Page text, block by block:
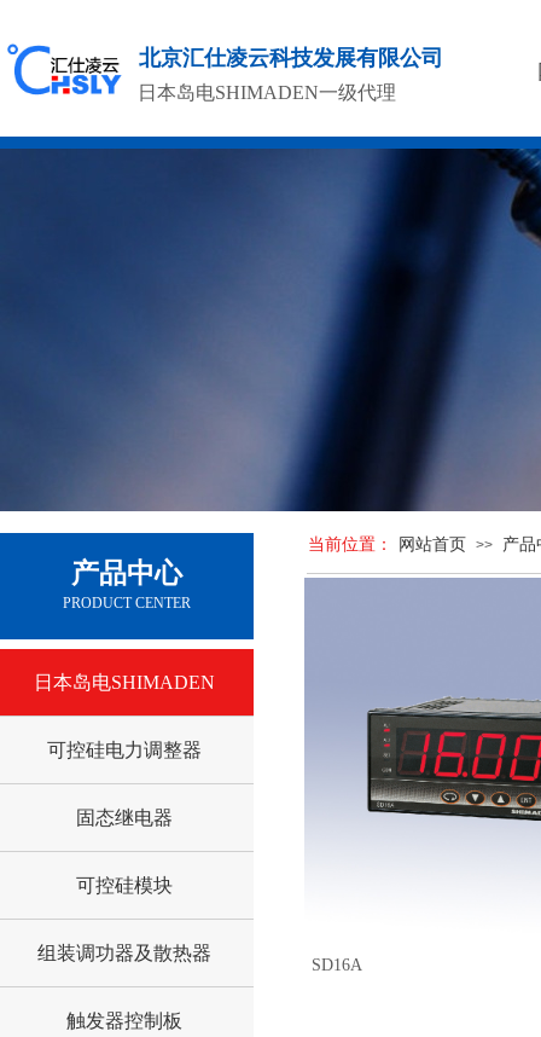
北京汇仕凌云科技发展有限公司
日本岛电SHIMADEN一级代理
当前位置：
产品中心
PRODUCT CENTER
网站首页 >> 产品
SD16A
日本岛电SHIMADEN
可控硅电力调整器
固态继电器
可控硅模块
组装调功器及散热器
触发器控制板